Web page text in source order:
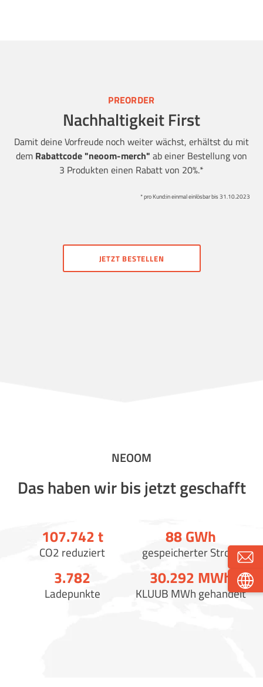
PREORDER
Nachhaltigkeit First
Damit deine Vorfreude noch weiter wächst, erhältst du mit
dem Rabattcode "neoom-merch" ab einer Bestellung von
3 Produkten einen Rabatt von 20%.*
* pro Kund:in einmal einlösbar bis 31.10.2023
JETZT BESTELLEN
NEOOM
Das haben wir bis jetzt geschafft
107.750t
CO2 reduziert
88GWh
gespeicherter Strom
3.790
Ladepunkte
30.300 MWh
KLUUB MWh gehandelt